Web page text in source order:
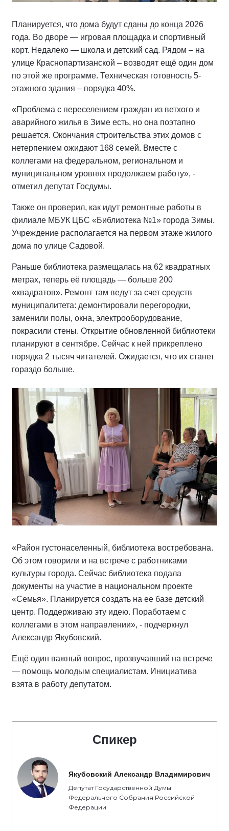
Планируется, что дома будут сданы до конца 2026
года. Во дворе — игровая площадка и спортивный
корт. Недалеко — школа и детский сад. Рядом – на
улице Краснопартизанской – возводят ещё один дом
по этой же программе. Техническая готовность 5-
этажного здания – порядка 40%.
«Проблема с переселением граждан из ветхого и
аварийного жилья в Зиме есть, но она поэтапно
решается. Окончания строительства этих домов с
нетерпением ожидают 168 семей. Вместе с
коллегами на федеральном, региональном и
муниципальном уровнях продолжаем работу», -
отметил депутат Госдумы.
Также он проверил, как идут ремонтные работы в
филиале МБУК ЦБС «Библиотека №1» города Зимы.
Учреждение располагается на первом этаже жилого
дома по улице Садовой.
Раньше библиотека размещалась на 62 квадратных
метрах, теперь её площадь — больше 200
«квадратов». Ремонт там ведут за счет средств
муниципалитета: демонтировали перегородки,
заменили полы, окна, электрооборудование,
покрасили стены. Открытие обновленной библиотеки
планируют в сентябре. Сейчас к ней прикреплено
порядка 2 тысяч читателей. Ожидается, что их станет
гораздо больше.
«Район густонаселенный, библиотека востребована.
Об этом говорили и на встрече с работниками
культуры города. Сейчас библиотека подала
документы на участие в национальном проекте
«Семья». Планируется создать на ее базе детский
центр. Поддерживаю эту идею. Поработаем с
коллегами в этом направлении», - подчеркнул
Александр Якубовский.
Ещё один важный вопрос, прозвучавший на встрече
— помощь молодым специалистам. Инициатива
взята в работу депутатом.
Спикер
Якубовский Александр Владимирович
Депутат Государственной Думы
Федерального Собрания Российской
Федерации